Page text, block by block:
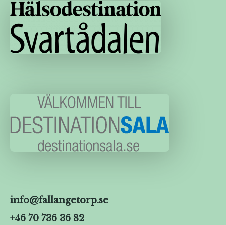
info@fallangetorp.se
+46 70 736 36 82